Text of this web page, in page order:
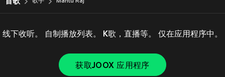
线下收听。 自制播放列表。 K歌，直播等。 仅在应用程序中。
获取JOOX 应用程序